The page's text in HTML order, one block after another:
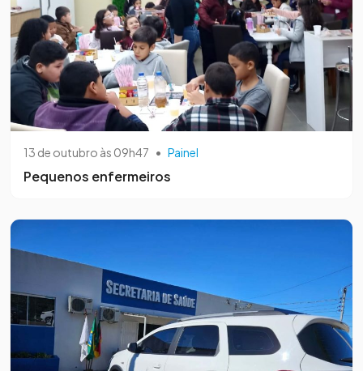
13 de outubro às 09h47 • Painel
Pequenos enfermeiros